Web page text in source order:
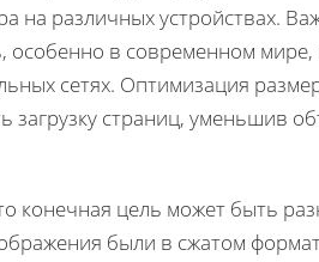
на различных устройствах.
в современном мире,
сетях. Оптимизация
загрузку страниц, уменьшив
конечная цель может быть
были в сжатом